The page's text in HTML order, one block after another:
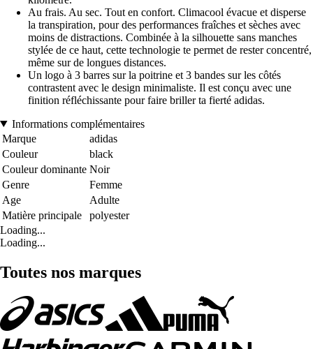
Au frais. Au sec. Tout en confort. Climacool évacue et disperse
la transpiration, pour des performances fraîches et sèches avec
moins de distractions. Combinée à la silhouette sans manches
stylée de ce haut, cette technologie te permet de rester concentré,
même sur de longues distances.
Un logo à 3 barres sur la poitrine et 3 bandes sur les côtés
contrastent avec le design minimaliste. Il est conçu avec une
finition réfléchissante pour faire briller ta fierté adidas.
Informations complémentaires
Marque
adidas
Couleur
black
Couleur dominante Noir
Genre
Femme
Age
Adulte
Matière principale
polyester
Loading...
Loading...
Toutes nos marques